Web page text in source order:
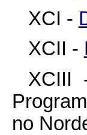
XCI -
XCII -
XCIII
no